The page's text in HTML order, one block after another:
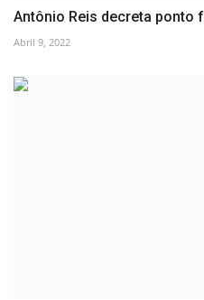
Antônio Reis decreta ponto
Abril 9, 2022